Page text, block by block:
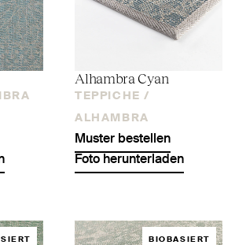
Alhambra Cyan
TEPPICHE /
ALHAMBRA
Muster bestellen
Foto herunterladen
BIOBASIERT